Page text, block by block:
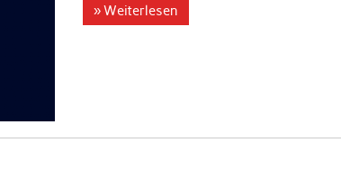
» Weiterlesen